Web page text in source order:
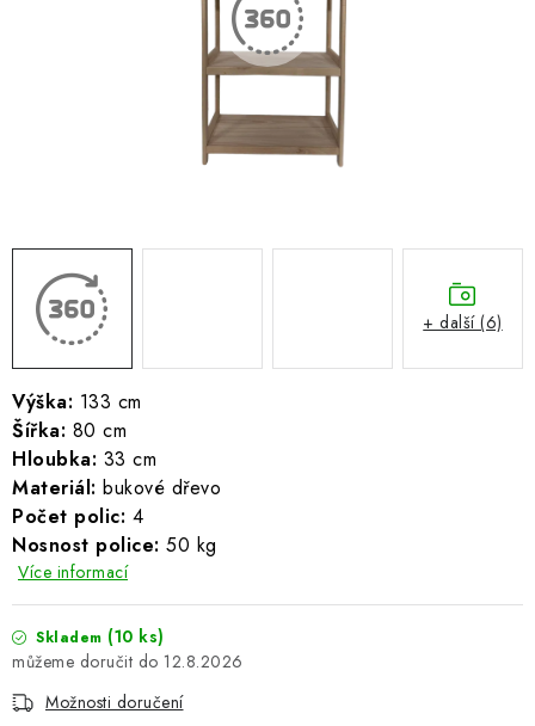
PARKOVACÍ BLOKÁDY
HODNOCENÍ OBCHODU
ČASTO KLADENÉ DOTAZY
B2B - VELKOOBCHOD
NAPIŠTE NÁM
KONTAKTY
BLOG
Kontakty Hodnocení obchodu
Odstoupení od kupní smlouvy
Obchodní a dodací podmínky
Výška: 133 cm
Šířka: 80 cm
Hloubka: 33 cm
Materiál: bukové dřevo
Počet polic: 4
Nosnost police: 50 kg
Více informací
Skladem (10 ks)
12.8.2026
Možnosti doručení
+ další (6)